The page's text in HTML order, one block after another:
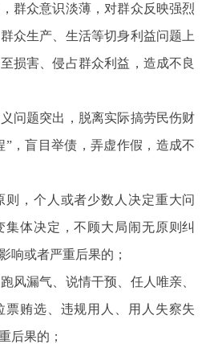
群众意识淡薄，对群众反映强烈
众生产、生活等切身利益问题上
损害、侵占群众利益，造成不良
问题突出，脱离实际搞劳民伤财
”，盲目举债，弄虚作假，造成不
则，个人或者少数人决定重大问
体决定，不顾大局闹无原则纠
响或者严重后果的；
风漏气、说情干预、任人唯亲、
票贿选、违规用人、用人失察失
后果的；